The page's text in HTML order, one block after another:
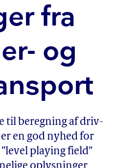
fra
og
til beregning af driv­
en god nyhed for
playing field”